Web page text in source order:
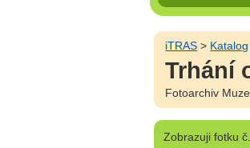
iTRAS > Katalog
Trhání
Fotoarchiv
Zobrazujifotku č.